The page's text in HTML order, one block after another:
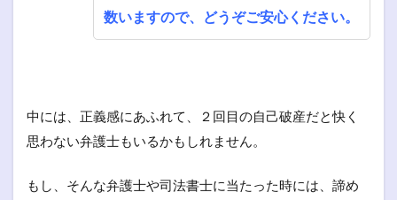
数いますので、どうぞご安心ください。
中には、正義感にあふれて、２回目の自己破産だと快く
思わない弁護士もいるかもしれません。
もし、そんな弁護士や司法書士に当たった時には、諦め